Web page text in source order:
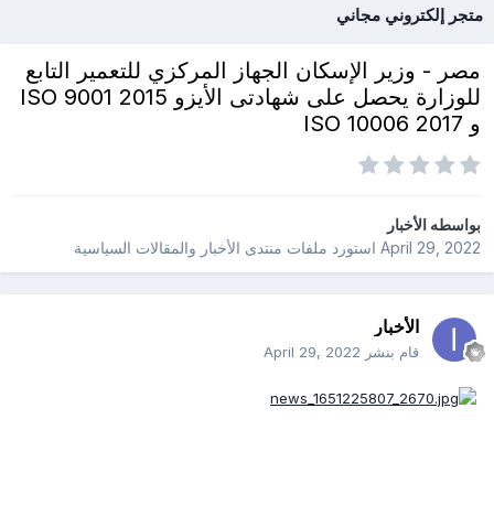
متجر إلكتروني مجاني
مصر - وزير الإسكان الجهاز المركزي للتعمير التابع
للوزارة يحصل على شهادتى الأيزو ISO 9001 2015
و ISO 10006 2017
بواسطهالأخبار
April 29, 2022استورد ملفات منتدى الأخبار والمقالات السياسية
الأخبار
قام بنشر April 29, 2022